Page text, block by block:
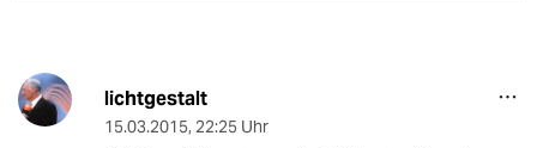
lichtgestalt
15.03.2015, 22:25 Uhr